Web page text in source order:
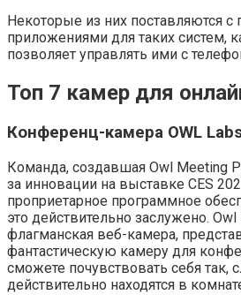
Некоторые из них поставляются
приложениями для таких систем,
позволяет управлять ими с
Топ 7 камер для
Конференц-камера OWL
Команда, создавшая Owl Meeting
за инновации на выставке CES
проприетарное программное
это действительно заслужено.
флагманская веб-камера,
фантастическую камеру для
сможете почувствовать себя так,
действительно находятся в